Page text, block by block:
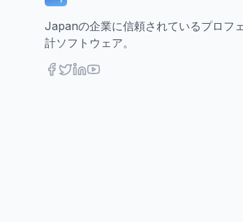
Japanの企業に信頼されているプロフ
計ソフトウェア。